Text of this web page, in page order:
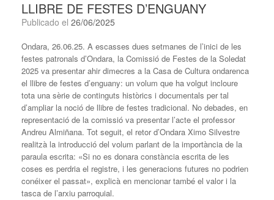
LLIBRE DE FESTES D’ENGUANY
Publicado el 26/06/2025
Ondara, 26.06.25. A escasses dues setmanes de l’inici de les
festes patronals d’Ondara, la Comissió de Festes de la Soledat
2025 va presentar ahir dimecres a la Casa de Cultura ondarenca
el llibre de festes d’enguany: un volum que ha volgut incloure
tota una sèrie de continguts històrics i documentals per tal
d’ampliar la noció de llibre de festes tradicional. No debades, en
representació de la comissió va presentar l’acte el professor
Andreu Almiñana. Tot seguit, el retor d’Ondara Ximo Silvestre
realitzà la introducció del volum parlant de la importància de la
paraula escrita: «Si no es donara constància escrita de les
coses es perdria el registre, i les generacions futures no podrien
conéixer el passat», explicà en mencionar també el valor i la
tasca de l’arxiu parroquial.